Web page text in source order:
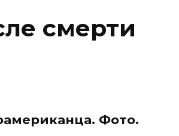
смерти
Фото.